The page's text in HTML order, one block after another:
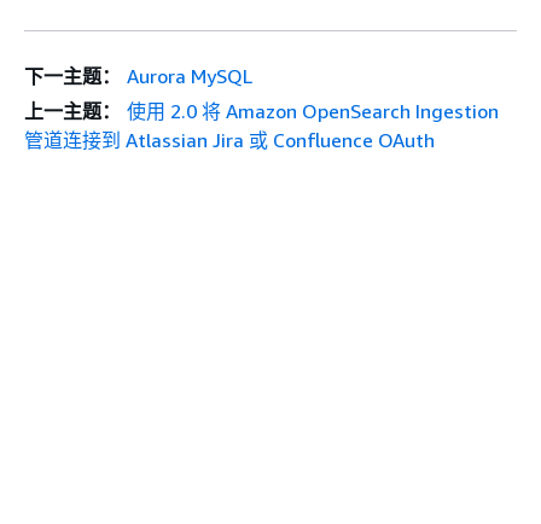
下一主题：
Aurora MySQL
上一主题：
使用 2.0 将 Amazon OpenSearch Ingestion
管道连接到 Atlassian Jira 或 Confluence OAuth